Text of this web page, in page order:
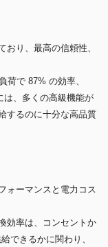
り、最高の信頼性、
荷で 87% の効率、
、多くの高級機能が
するのに十分な高品質
ォーマンスと電力コス
効率は、コンセントか
できるかに関わり、